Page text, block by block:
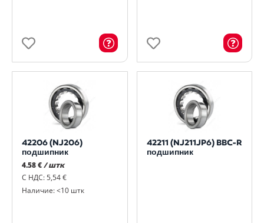
42206 (NJ206)
подшипник
4.58 €/ штк
С НДС: 5,54 €
Наличие: <10 штк
42211 (NJ211JP6) BBC-R
подшипник